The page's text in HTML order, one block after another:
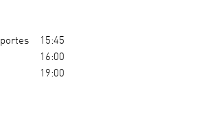
15:45
16:00
19:00